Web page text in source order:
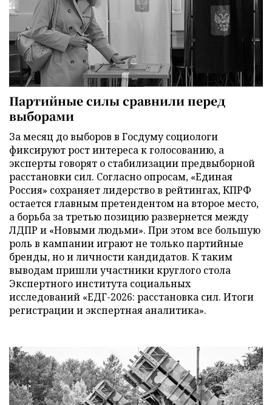
Партийные силы сравнили перед
выборами
За месяц до выборов в Госдуму социологи
фиксируют рост интереса к голосованию, а
эксперты говорят о стабилизации предвыборной
расстановки сил. Согласно опросам, «Единая
Россия» сохраняет лидерство в рейтингах, КПРФ
остается главным претендентом на второе место,
а борьба за третью позицию развернется между
ЛДПР и «Новыми людьми». При этом все большую
роль в кампании играют не только партийные
бренды, но и личности кандидатов. К таким
выводам пришли участники круглого стола
Экспертного института социальных
исследований «ЕДГ-2026: расстановка сил. Итоги
регистрации и экспертная аналитика».